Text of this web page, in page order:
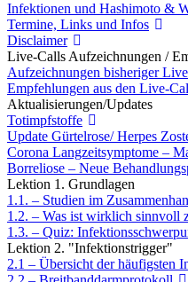
Infektionen und Hashimoto &
Termine, Links und Infos
Disclaimer
Live-Calls Aufzeichnungen /
Aufzeichnungen bisheriger
Empfehlungen aus den Live-
Aktualisierungen/Updates
Totimpfstoffe
Update Gürtelrose/ Herpes
Corona Langzeitsymptome –
Borreliose – Neue
Lektion 1. Grundlagen
1.1. – Studien im
1.2. – Was ist wirklich sinnvoll
1.3. – Quiz:
Lektion 2. "Infektionstrigger"
2.1 – Übersicht der häufigsten